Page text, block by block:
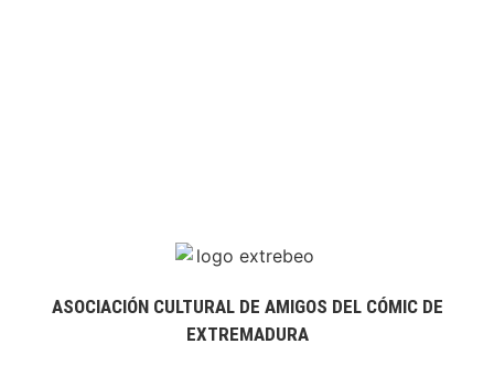
ASOCIACIÓN CULTURAL DE AMIGOS DEL CÓMIC DE
EXTREMADURA